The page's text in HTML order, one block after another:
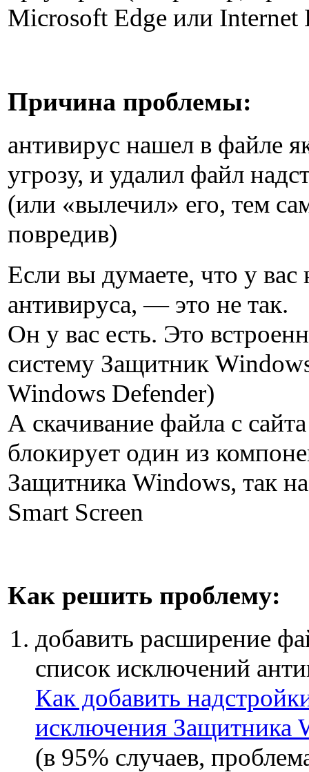
Microsoft Edge или Internet
Причина проблемы:
антивирус нашел в файле
угрозу, и удалил файл
(или «вылечил» его, тем
повредив)
Если вы думаете, что у вас
антивируса, — это не так.
Он у вас есть. Это
систему Защитник
Windows Defender)
А скачивание файла с сайта
блокирует один из
Защитника Windows, так
Smart Screen
Как решить проблему:
добавить расширение
список исключений
Как добавить
исключения Защитника
(в 95% случаев,